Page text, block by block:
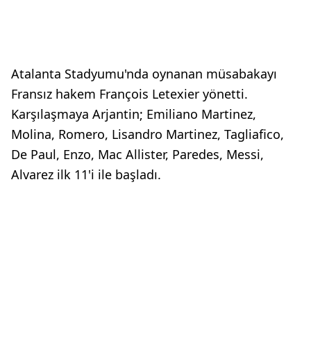
Atalanta Stadyumu'nda oynanan müsabakayı
Fransız hakem François Letexier yönetti.
Karşılaşmaya Arjantin; Emiliano Martinez,
Molina, Romero, Lisandro Martinez, Tagliafico,
De Paul, Enzo, Mac Allister, Paredes, Messi,
Alvarez ilk 11'i ile başladı.